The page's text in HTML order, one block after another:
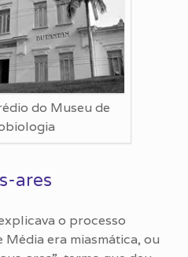
do Museu de
ares
o processo
Média era miasmática, ou